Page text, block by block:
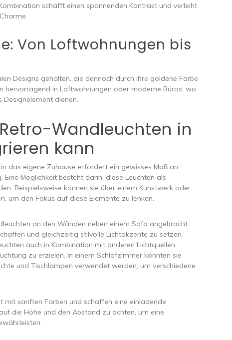
schafft einen spannenden Kontrast und verleiht
Von Loftwohnungen bis
Designs gehalten, die dennoch durch ihre goldene Farbe
hervorragend in Loftwohnungen oder moderne Büros, wo
Designelement dienen.
Wandleuchten in
kann
das eigene Zuhause erfordert ein gewisses Maß an
Möglichkeit besteht darin, diese Leuchten als
Beispielsweise können sie über einem Kunstwerk oder
um den Fokus auf diese Elemente zu lenken.
an den Wänden neben einem Sofa angebracht
und gleichzeitig stilvolle Lichtakzente zu setzen.
auch in Kombination mit anderen Lichtquellen
zu erzielen. In einem Schlafzimmer könnten sie
und Tischlampen verwendet werden, um verschiedene
mit sanften Farben und schaffen eine einladende
die Höhe und den Abstand zu achten, um eine